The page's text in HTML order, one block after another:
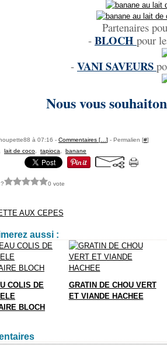
Partenaires
- BLOCH pour
- VANI SAVEURS
Nous vous
à 07:16 - Commentaires [ ] - Permalien [#]
lait de coco tapioca banane
0 vote
AUX CEPES
aussi :
COLIS DE
BLOCH
GRATIN DE CHOU VERT
ET VIANDE HACHEE